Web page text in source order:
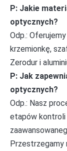
P: Jakie
optycznych?
Odp.:
krzemionkę,
Zerodur i
P: Jak
optycznych?
Odp.: Nasz
etapów kontroli
Przestrzegamy